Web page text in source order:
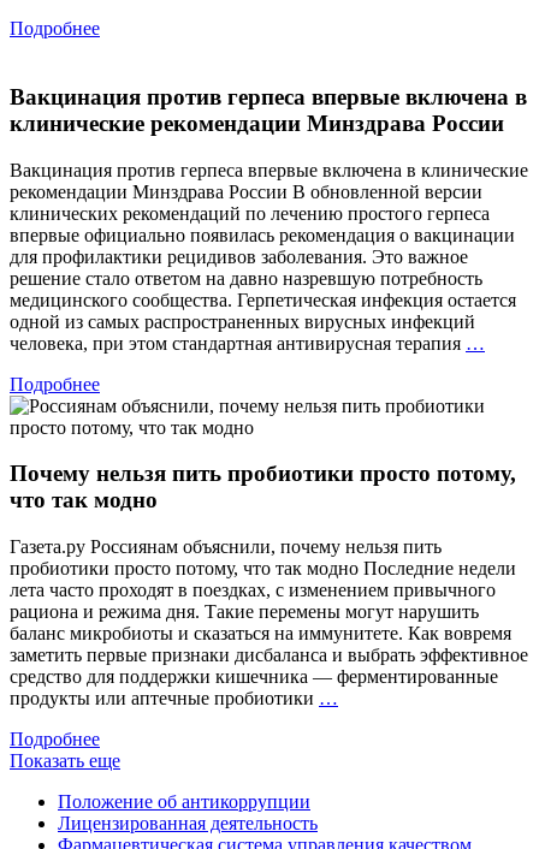
значит?
Учёные
впервые
Подробнее
Вакцинация против герпеса впервые включена в
клинические рекомендации Минздрава России
Вакцинация против герпеса впервые включена в клинические
рекомендации Минздрава России В обновленной версии
клинических рекомендаций по лечению простого герпеса
впервые официально появилась рекомендация о вакцинации
для профилактики рецидивов заболевания. Это важное
решение стало ответом на давно назревшую потребность
медицинского сообщества. Герпетическая инфекция остается
одной из самых распространенных вирусных инфекций
человека, при этом стандартная антивирусная терапия …
Подробнее
Почему нельзя пить пробиотики просто потому,
что так модно
Газета.ру Россиянам объяснили, почему нельзя пить
пробиотики просто потому, что так модно Последние недели
лета часто проходят в поездках, с изменением привычного
рациона и режима дня. Такие перемены могут нарушить
баланс микробиоты и сказаться на иммунитете. Как вовремя
заметить первые признаки дисбаланса и выбрать эффективное
средство для поддержки кишечника — ферментированные
продукты или аптечные пробиотики …
Подробнее
Показать еще
Положение об антикоррупции
Лицензированная деятельность
Фармацевтическая система управления качеством